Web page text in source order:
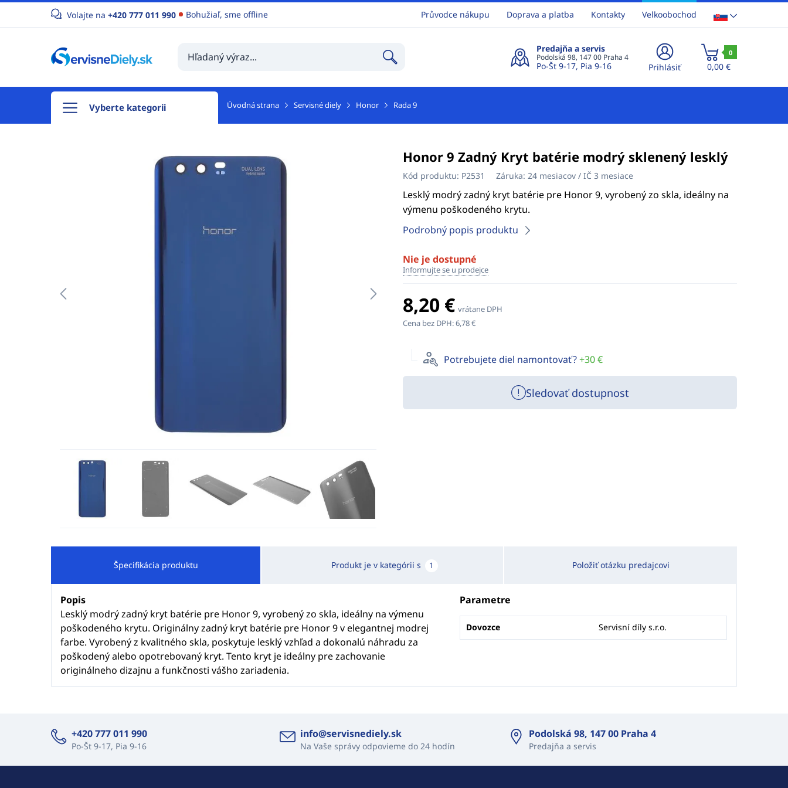
Volajte na +420 777 011 990 Bohužiaľ, sme offline Průvodce nákupu Doprava a platba Kontakty Velkoobochod
Predajňa a servis
Podolská 98, 147 00 Praha 4
Po-Št 9-17, Pia 9-16 Prihlásiť
0
0,00 €
Vyberte kategorii Úvodná strana Servisné diely Honor Rada 9
Honor 9 Zadný Kryt batérie modrý sklenený lesklý
Kód produktu: P2531 Záruka: 24 mesiacov / IČ 3 mesiace
Lesklý modrý zadný kryt batérie pre Honor 9, vyrobený zo skla, ideálny na
výmenu poškodeného krytu.
Podrobný popis produktu
Nie je dostupné
Informujte se u prodejce
8,20 € vrátane DPH
Cena bez DPH:6,78 €
Potrebujete diel namontovať?+30 €
Sledovať dostupnost
Špecifikácia produktu Produkt je v kategórii s 1 Položiť otázku predajcovi
Popis
Lesklý modrý zadný kryt batérie pre Honor 9, vyrobený zo skla, ideálny na výmenu
poškodeného krytu. Originálny zadný kryt batérie pre Honor 9 v elegantnej modrej
farbe. Vyrobený z kvalitného skla, poskytuje lesklý vzhľad a dokonalú náhradu za
poškodený alebo opotrebovaný kryt. Tento kryt je ideálny pre zachovanie
originálneho dizajnu a funkčnosti vášho zariadenia.
Parametre
Dovozce Servisní díly s.r.o.
+420 777 011 990
Po-Št 9-17, Pia 9-16
info@servisnediely.sk
Na Vaše správy odpovieme do 24 hodín
Podolská 98, 147 00 Praha 4
Predajňa a servis